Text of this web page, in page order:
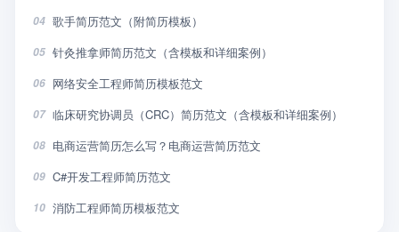
04 歌手简历范文（附简历模板）
05 针灸推拿师简历范文（含模板和详细案例）
06 网络安全工程师简历模板范文
07 临床研究协调员（CRC）简历范文（含模板和详细案例）
08 电商运营简历怎么写？电商运营简历范文
09 C#开发工程师简历范文
10 消防工程师简历模板范文